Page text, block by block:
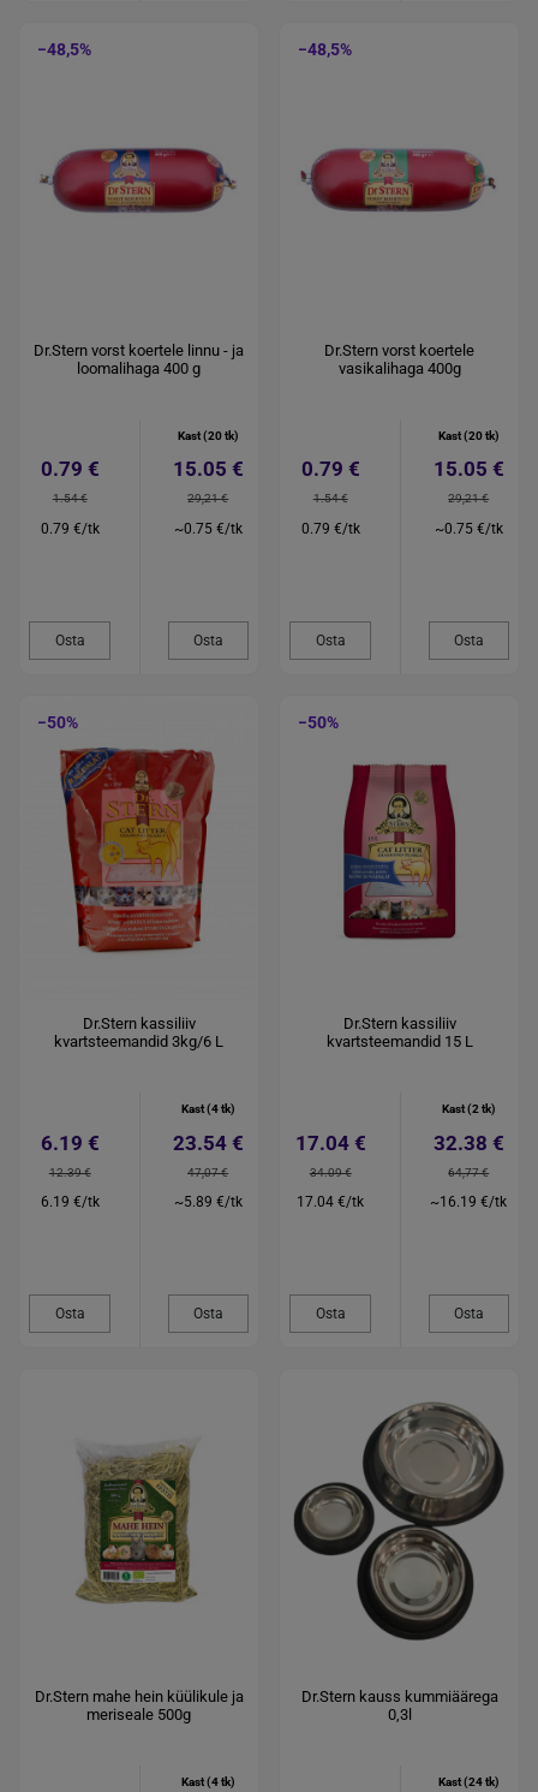
−48,5%
Dr.Stern vorst koertele linnu - ja
loomalihaga 400 g
0.79 €
1.54 €
0.79 €/tk
Osta
Kast (20 tk)
15.05 €
29,21 €
~0.75 €/tk
Osta
−48,5%
Dr.Stern vorst koertele
vasikalihaga 400g
0.79 €
1.54 €
0.79 €/tk
Osta
Kast (20 tk)
15.05 €
29,21 €
~0.75 €/tk
Osta
−50%
Dr.Stern kassiliiv
kvartsteemandid 3kg/6 L
6.19 €
12.39 €
6.19 €/tk
Osta
Kast (4 tk)
23.54 €
47,07 €
~5.89 €/tk
Osta
−50%
Dr.Stern kassiliiv
kvartsteemandid 15 L
17.04 €
34.09 €
17.04 €/tk
Osta
Kast (2 tk)
32.38 €
64,77 €
~16.19 €/tk
Osta
Dr.Stern mahe hein küülikule ja
meriseale 500g
Kast (4 tk)
Dr.Stern kauss kummiäärega
0,3l
Kast (24 tk)